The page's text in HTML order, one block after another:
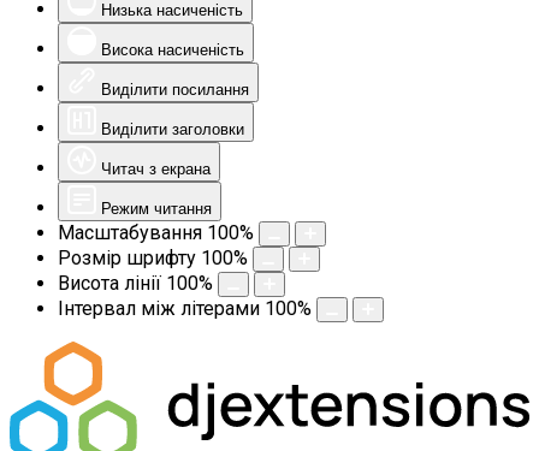
Низька насиченість
Висока насиченість
Виділити посилання
Виділити заголовки
Читач з екрана
Режим читання
Масштабування 100%
Розмір шрифту 100%
Висота лінії 100%
Інтервал між літерами 100%